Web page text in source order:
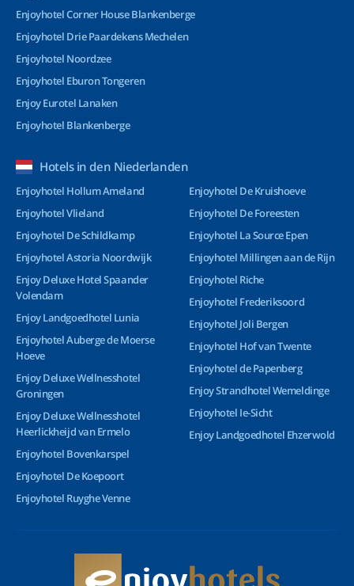
Enjoyhotel Corner House Blankenberge
Enjoyhotel Drie Paardekens Mechelen
Enjoyhotel Noordzee
Enjoyhotel Eburon Tongeren
Enjoy Eurotel Lanaken
Enjoyhotel Blankenberge
Hotels in den Niederlanden
Enjoyhotel Hollum Ameland
Enjoyhotel Vlieland
Enjoyhotel De Schildkamp
Enjoyhotel Astoria Noordwijk
Enjoy Deluxe Hotel Spaander
Volendam
Enjoy Landgoedhotel Lunia
Enjoyhotel Auberge de Moerse
Hoeve
Enjoy Deluxe Wellnesshotel
Groningen
Enjoy Deluxe Wellnesshotel
Heerlickheijd van Ermelo
Enjoyhotel Bovenkarspel
Enjoyhotel De Koepoort
Enjoyhotel Ruyghe Venne
Enjoyhotel De Kruishoeve
Enjoyhotel De Foreesten
Enjoyhotel La Source Epen
Enjoyhotel Millingen aan de Rijn
Enjoyhotel Riche
Enjoyhotel Frederiksoord
Enjoyhotel Joli Bergen
Enjoyhotel Hof van Twente
Enjoyhotel de Papenberg
Enjoy Strandhotel Wemeldinge
Enjoyhotel Ie-Sicht
Enjoy Landgoedhotel Ehzerwold